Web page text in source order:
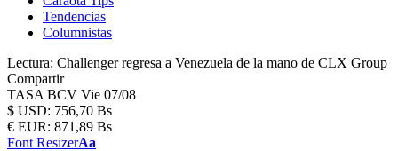
Tendencias
Columnistas
Lectura: Challenger regresa a Venezuela de la mano de CLX Group
Compartir
TASA BCV Vie 07/08
$ USD: 756,70 Bs
€ EUR: 871,89 Bs
Font ResizerAa